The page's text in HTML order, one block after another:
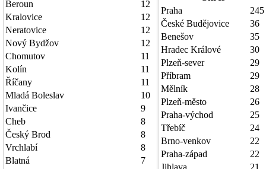
Beroun
12
Kralovice
12
Neratovice
12
Nový Bydžov
12
Chomutov
11
Kolín
11
Říčany
11
Mladá Boleslav
10
Ivančice
9
Cheb
8
Český Brod
8
Vrchlabí
8
Blatná
7
Praha
245
České Budějovice
36
Benešov
35
Hradec Králové
30
Plzeň-sever
29
Příbram
29
Mělník
28
Plzeň-město
26
Praha-východ
25
Třebíč
24
Brno-venkov
22
Praha-západ
22
Jihlava
21